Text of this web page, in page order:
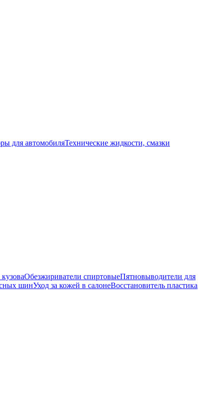
для автомобиляТехнические жидкости, смазки
Обезжириватели спиртовыеПятновыводители для
шинУход за кожей в салонеВосстановитель пластика